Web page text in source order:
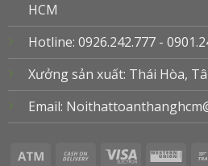
HCM
Hotline: 0926.242.777 -
Xưởng sản xuất: Thái Hòa,
Email:
Atm
Cash
Visa